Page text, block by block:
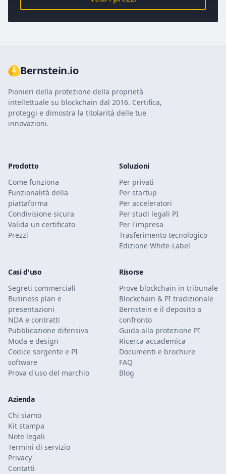
Bernstein.io
Pionieri della protezione della proprietà
intellettuale su blockchain dal 2016. Certifica,
proteggi e dimostra la titolarità delle tue
innovazioni.
Prodotto
Come funziona
Funzionalità della
piattaforma
Condivisione sicura
Valida un certificato
Prezzi
Soluzioni
Per privati
Per startup
Per acceleratori
Per studi legali PI
Per l'impresa
Trasferimento tecnologico
Edizione White-Label
Casi d'uso
Segreti commerciali
Business plan e
presentazioni
NDA e contratti
Pubblicazione difensiva
Moda e design
Codice sorgente e PI
software
Prova d'uso del marchio
Risorse
Prove blockchain in tribunale
Blockchain & PI tradizionale
Bernstein e il deposito a
confronto
Guida alla protezione PI
Ricerca accademica
Documenti e brochure
FAQ
Blog
Azienda
Chi siamo
Kit stampa
Note legali
Termini di servizio
Privacy
Contatti